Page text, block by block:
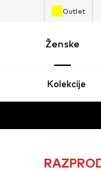
Outlet
Ženske
Kolekcije